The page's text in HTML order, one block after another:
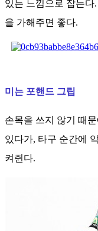
있는 느낌으로 잡는다
을 가해주면 좋다.
미는 포핸드 그립
손목을 쓰지 않기 때
있다가, 타구 순간에
켜쥔다.